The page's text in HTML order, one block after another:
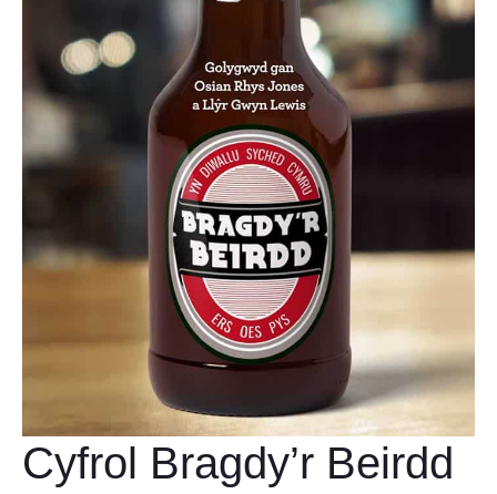
Cyfrol Bragdy’r Beirdd